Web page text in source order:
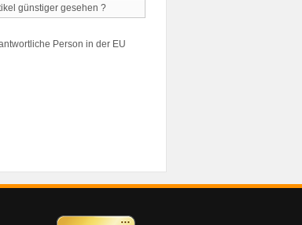
günstiger gesehen ?
Person in der EU